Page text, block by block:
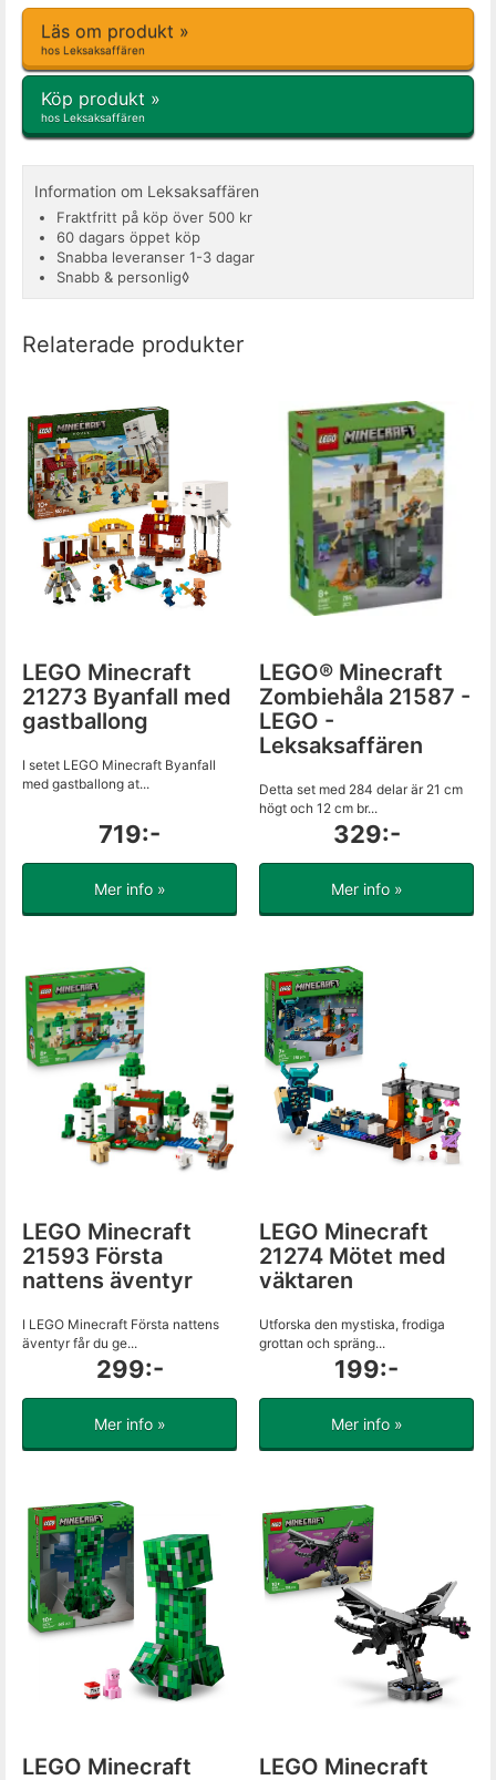
Läs om produkt »
hos Leksaksaffären
Köp produkt »
hos Leksaksaffären
Information om Leksaksaffären
Fraktfritt på köp över 500 kr
60 dagars öppet köp
Snabba leveranser 1-3 dagar
Snabb & personlig◊
Relaterade produkter
LEGO Minecraft
21273 Byanfall med
gastballong
I setet LEGO Minecraft Byanfall
med gastballong at...
719:-
Mer info »
LEGO® Minecraft
Zombiehåla 21587 -
LEGO -
Leksaksaffären
Detta set med 284 delar är 21 cm
högt och 12 cm br...
329:-
Mer info »
LEGO Minecraft
21593 Första
nattens äventyr
I LEGO Minecraft Första nattens
äventyr får du ge...
299:-
Mer info »
LEGO Minecraft
21274 Mötet med
väktaren
Utforska den mystiska, frodiga
grottan och spräng...
199:-
Mer info »
LEGO Minecraft
LEGO Minecraft